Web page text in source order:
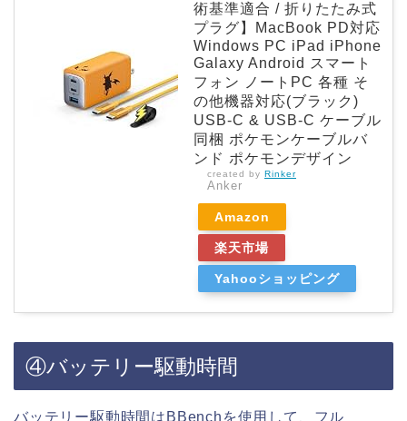
術基準適合 / 折りたたみ式
プラグ】MacBook PD対応
Windows PC iPad iPhone
Galaxy Android スマート
フォン ノートPC 各種 そ
の他機器対応(ブラック)
USB-C & USB-C ケーブル
同梱 ポケモンケーブルバ
ンド ポケモンデザイン
created by Rinker
Anker
Amazon
楽天市場
Yahooショッピング
④バッテリー駆動時間
バッテリー駆動時間はBBenchを使用して、フル